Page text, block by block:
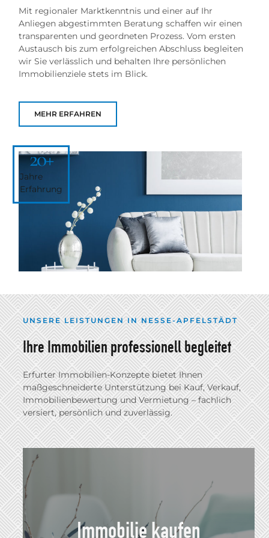
Mit regionaler Marktkenntnis und einer auf Ihr
Anliegen abgestimmten Beratung schaffen wir einen
transparenten und geordneten Prozess. Vom ersten
Austausch bis zum erfolgreichen Abschluss begleiten
wir Sie verlässlich und behalten Ihre persönlichen
Immobilienziele stets im Blick.
MEHR ERFAHREN
Jahre
Erfahrung
20+
UNSERE LEISTUNGEN IN NESSE-APFELSTÄDT
Ihre Immobilien professionell begleitet
Erfurter Immobilien-Konzepte bietet Ihnen
maßgeschneiderte Unterstützung bei Kauf, Verkauf,
Immobilienbewertung und Vermietung – fachlich
versiert, persönlich und zuverlässig.
Immobilie kaufen